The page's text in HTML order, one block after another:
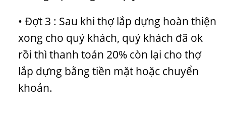
• Đợt 3 : Sau khi thợ lắp dựng hoàn thiện
xong cho quý khách, quý khách đã ok
rồi thì thanh toán 20% còn lại cho thợ
lắp dựng bằng tiền mặt hoặc chuyển
khoản.